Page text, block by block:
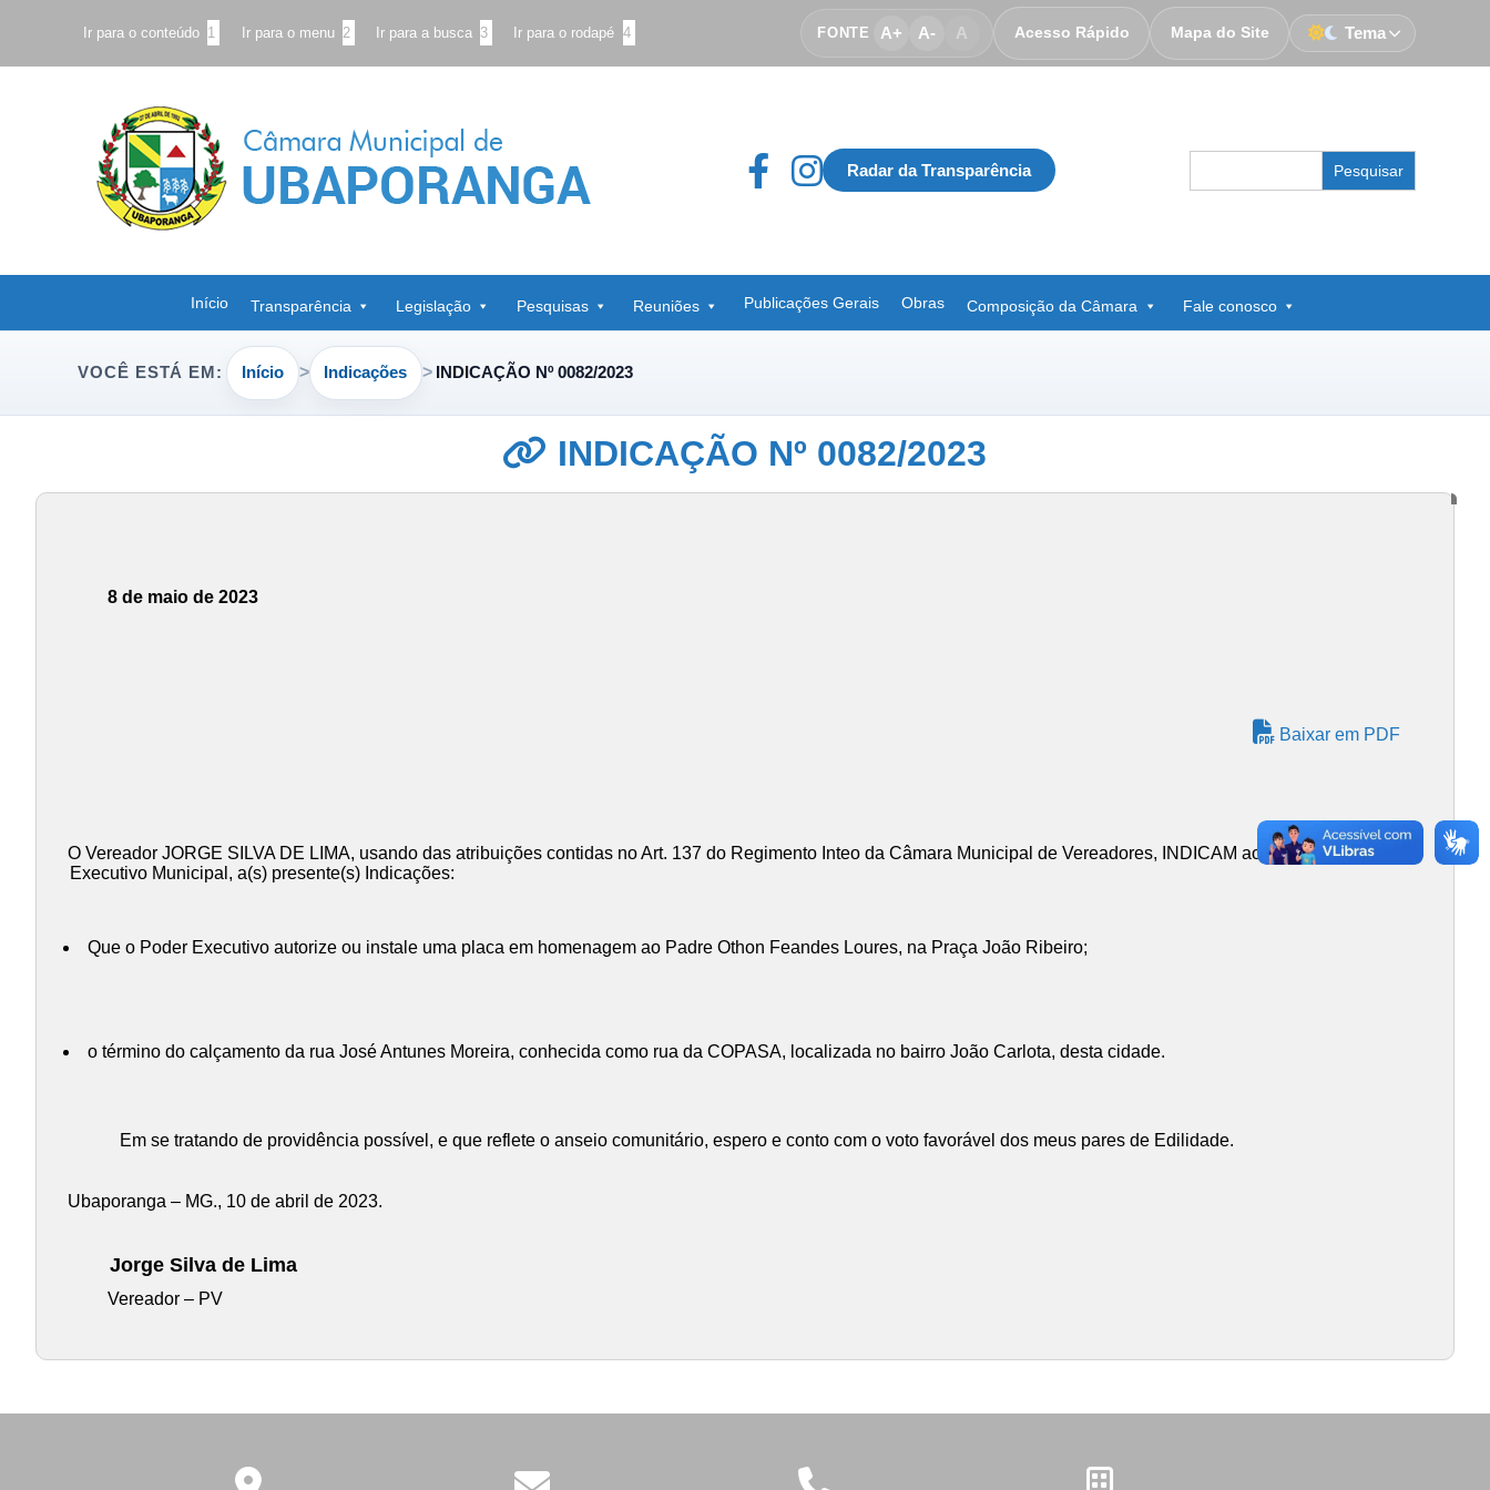
Ir para o conteúdo 1 Ir para o menu 2 Ir para a busca 3 Ir para o rodapé 4 FONTE A+ A- A Acesso Rápido Mapa do Site Tema
Radar da Transparência
for:
Início Transparência Legislação Pesquisas Reuniões Publicações Gerais Obras Composição da Câmara Fale conosco
VOCÊ ESTÁ EM: Início Indicações INDICAÇÃO Nº 0082/2023
INDICAÇÃO Nº 0082/2023
8 de maio de 2023
Baixar em PDF
O Vereador JORGE SILVA DE LIMA, usando das atribuições contidas no Art. 137 do Regimento Inteo da Câmara Municipal de Vereadores, INDICAM ao Chefe do Poder
Executivo Municipal, a(s) presente(s) Indicações:
Que o Poder Executivo autorize ou instale uma placa em homenagem ao Padre Othon Feandes Loures, na Praça João Ribeiro;
o término do calçamento da rua José Antunes Moreira, conhecida como rua da COPASA, localizada no bairro João Carlota, desta cidade.
Em se tratando de providência possível, e que reflete o anseio comunitário, espero e conto com o voto favorável dos meus pares de Edilidade.
Ubaporanga – MG., 10 de abril de 2023.
Jorge Silva de Lima
Vereador – PV